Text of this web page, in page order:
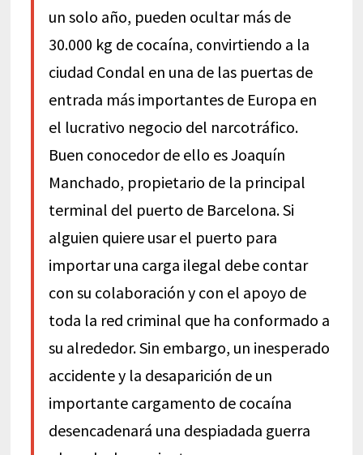
un solo año, pueden ocultar más de
30.000 kg de cocaína, convirtiendo a la
ciudad Condal en una de las puertas de
entrada más importantes de Europa en
el lucrativo negocio del narcotráfico.
Buen conocedor de ello es Joaquín
Manchado, propietario de la principal
terminal del puerto de Barcelona. Si
alguien quiere usar el puerto para
importar una carga ilegal debe contar
con su colaboración y con el apoyo de
toda la red criminal que ha conformado a
su alrededor. Sin embargo, un inesperado
accidente y la desaparición de un
importante cargamento de cocaína
desencadenará una despiadada guerra